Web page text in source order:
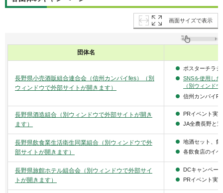
画面サイズで表示
団体名
長野県小売酒販組合連合会（信州カンパイfes）（別
ウィンドウで外部サイトが開きます）
ポスターチラシ
SNSを使用し
（別ウィンド
信州カンパイ
長野県酒造組合（別ウィンドウで外部サイトが開き
ます）
PRイベント実施
JA全農長野と
長野県飲食業生活衛生同業組合（別ウィンドウで外
部サイトが開きます）
地酒セット、
各飲食店のイ
長野県旅館ホテル組合会（別ウィンドウで外部サイ
トが開きます）
DCキャンペー
PRイベント実施